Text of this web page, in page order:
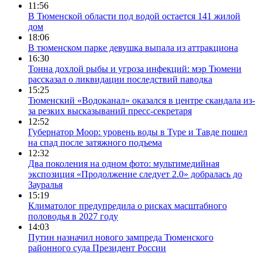
11:56
В Тюменской области под водой остается 141 жилой
дом
18:06
В тюменском парке девушка выпала из аттракциона
16:30
Тонна дохлой рыбы и угроза инфекций: мэр Тюмени
рассказал о ликвидации последствий паводка
15:25
Тюменский «Водоканал» оказался в центре скандала из-
за резких высказываний пресс-секретаря
12:52
Губернатор Моор: уровень воды в Туре и Тавде пошел
на спад после затяжного подъема
12:32
Два поколения на одном фото: мультимедийная
экспозиция «Продолжение следует 2.0» добралась до
Зауралья
15:19
Климатолог предупредила о рисках масштабного
половодья в 2027 году
14:03
Путин назначил нового зампреда Тюменского
районного суда Президент России